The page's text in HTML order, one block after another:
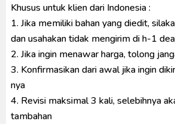
Khusus untuk klien dari Indonesia :
1. Jika memiliki bahan yang diedit,
dan usahakan tidak mengirim di h-1
2. Jika ingin menawar harga, tolong
3. Konfirmasikan dari awal jika ingin
nya
4. Revisi maksimal 3 kali, selebihnya
tambahan